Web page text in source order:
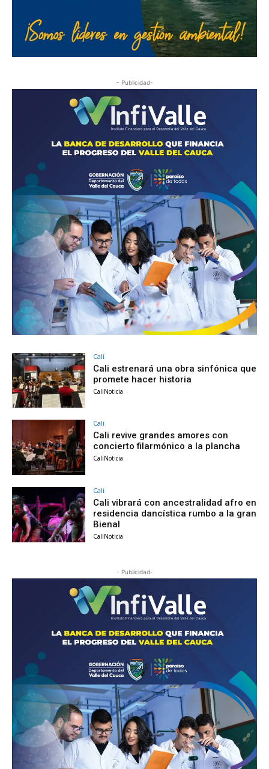
- Publicidad-
Cali
Cali estrenará una obra sinfónica que
promete hacer historia
CaliNoticia -
Cali
Cali revive grandes amores con
concierto filarmónico a la plancha
CaliNoticia -
Cali
Cali vibrará con ancestralidad afro en
residencia dancística rumbo a la gran
Bienal
CaliNoticia -
- Publicidad-